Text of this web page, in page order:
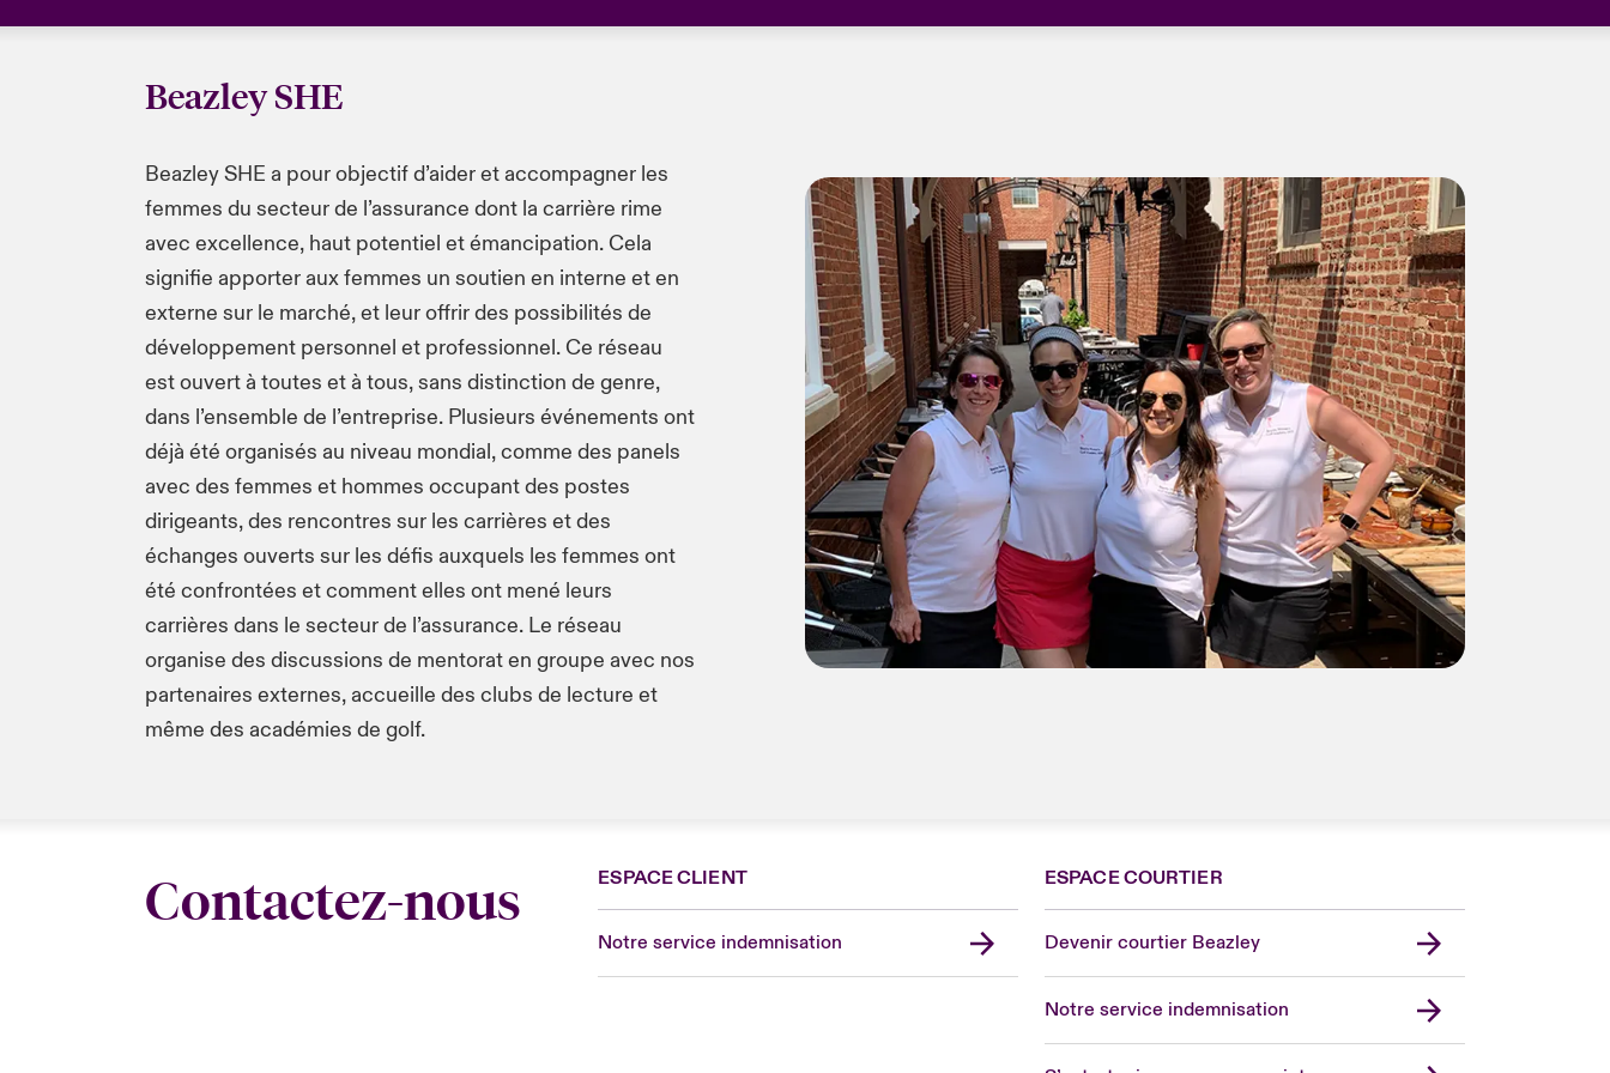
Beazley SHE
Beazley SHE a pour objectif d’aider et accompagner les
femmes du secteur de l’assurance dont la carrière rime
avec excellence, haut potentiel et émancipation. Cela
signifie apporter aux femmes un soutien en interne et en
externe sur le marché, et leur offrir des possibilités de
développement personnel et professionnel. Ce réseau
est ouvert à toutes et à tous, sans distinction de genre,
dans l’ensemble de l’entreprise. Plusieurs événements ont
déjà été organisés au niveau mondial, comme des panels
avec des femmes et hommes occupant des postes
dirigeants, des rencontres sur les carrières et des
échanges ouverts sur les défis auxquels les femmes ont
été confrontées et comment elles ont mené leurs
carrières dans le secteur de l’assurance. Le réseau
organise des discussions de mentorat en groupe avec nos
partenaires externes, accueille des clubs de lecture et
même des académies de golf.
Contactez-nous ESPACE CLIENT
Notre service indemnisation
ESPACE COURTIER
Devenir courtier Beazley
Notre service indemnisation
Canada (English)
Germany
London Market